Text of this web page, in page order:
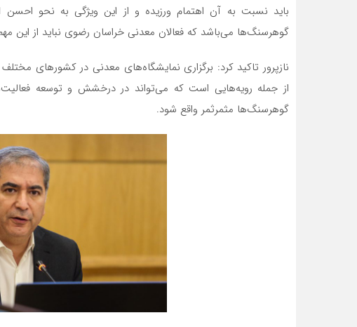
باید نسبت به آن اهتمام ورزیده و از این ویژگی به نحو احسن
گوهرسنگ‌ها می‌باشد که فعالان معدنی خراسان رضوی نباید از این
نازپرور تاکید کرد: برگزاری نمایشگاه‌های معدنی در کشورهای
از جمله رویه‌هایی است که می‌تواند در درخشش و توسعه
گوهرسنگ‌ها مثمرثمر واقع شود.